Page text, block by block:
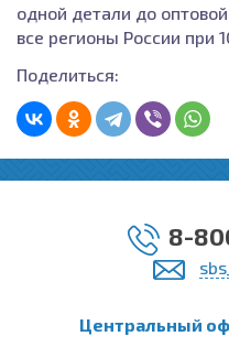
одной детали до
все регионы России при
Поделиться:
8-
Центральный